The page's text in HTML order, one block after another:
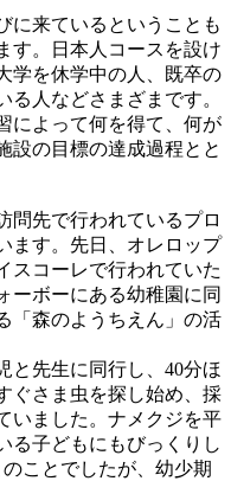
来ているということも
す。日本人コースを設け
学を休学中の人、既卒の
る人などさまざまです。
によって何を得て、何が
設の目標の達成過程とと
先で行われているプロ
ます。先日、オレロップ
スコーレで行われていた
ーボーにある幼稚園に同
「森のようちえん」の活
先生に同行し、40分ほ
ぐさま虫を探し始め、採
いました。ナメクジを平
る子どもにもびっくりし
ことでしたが、幼少期